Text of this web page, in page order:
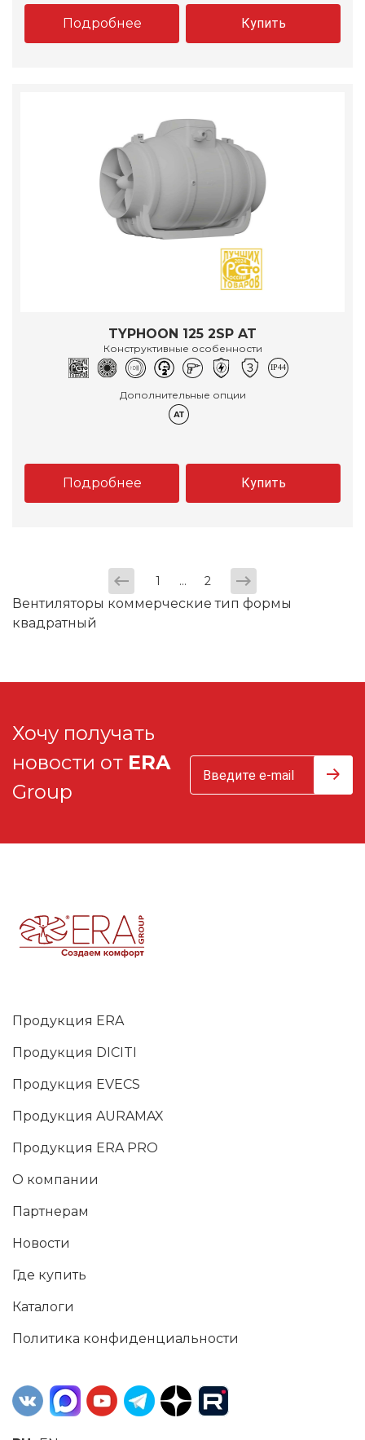
Подробнее Купить
TYPHOON 125 2SP AT
Конструктивные особенности
Дополнительные опции
Подробнее Купить
1 ... 2
Вентиляторы коммерческие тип формы
квадратный
Хочу получать
новости от ERA
Group
Продукция ERA
Продукция DICITI
Продукция EVECS
Продукция AURAMAX
Продукция ERA PRO
О компании
Партнерам
Новости
Где купить
Каталоги
Политика конфиденциальности